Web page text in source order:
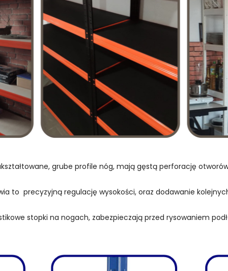
grube profile nóg, mają gęstą perforację
to precyzyjną regulację wysokości, oraz dodawanie
stopki na nogach, zabezpieczają przed rysowaniem